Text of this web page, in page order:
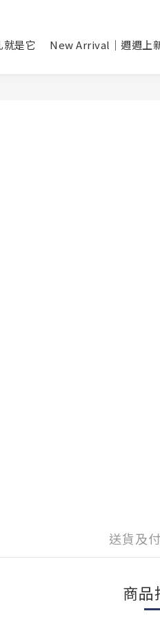
就是它 New Arrival｜週週上
送貨及
商品